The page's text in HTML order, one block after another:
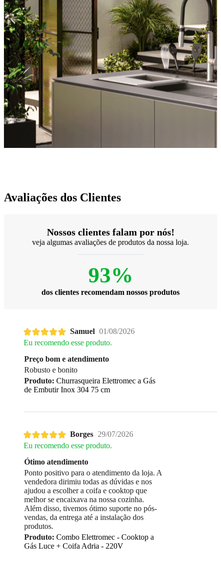
Avaliações dos Clientes
Nossos clientes falam por nós!
veja algumas avaliações de produtos da nossa loja.
93%
dos clientes recomendam nossos produtos
Samuel 01/08/2026
Eu recomendo esse produto.
Preço bom e atendimento
Robusto e bonito
Produto: Churrasqueira Elettromec a Gás
de Embutir Inox 304 75 cm
Borges 29/07/2026
Eu recomendo esse produto.
Ótimo atendimento
Ponto positivo para o atendimento da loja. A
vendedora dirimiu todas as dúvidas e nos
ajudou a escolher a coifa e cooktop que
melhor se encaixava na nossa cozinha.
Além disso, tivemos ótimo suporte no pós-
vendas, da entrega até a instalação dos
produtos.
Produto: Combo Elettromec - Cooktop a
Gás Luce + Coifa Adria - 220V